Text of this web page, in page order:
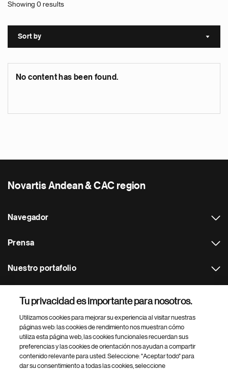
Showing 0 results
Sort by Sort
No content has been found.
Novartis Andean & CAC region
Navegador
Prensa
Nuestro portafolio
Footer Site Search
Tu privacidad es importante para nosotros.
Utilizamos cookies para mejorar su experiencia al visitar nuestras
páginas web: las cookies de rendimiento nos muestran cómo
utiliza esta página web, las cookies funcionales recuerdan sus
preferencias y las cookies de orientación nos ayudan a compartir
contenido relevante para usted. Seleccione: "Aceptar todo" para
dar su consentimiento a todas las cookies, seleccione